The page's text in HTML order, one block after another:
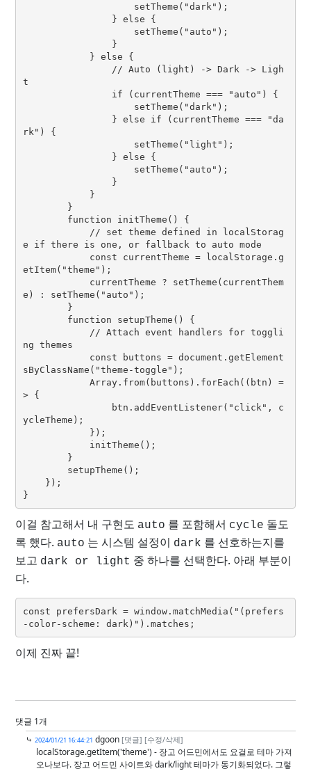
setTheme("dark");
} else {
setTheme("auto");
}
} else {
// Auto (light) -> Dark -> Ligh
t
if (currentTheme === "auto") {
setTheme("dark");
} else if (currentTheme === "da
rk") {
setTheme("light");
} else {
setTheme("auto");
}
}
}
function initTheme() {
// set theme defined in localStorag
e if there is one, or fallback to auto mode
const currentTheme = localStorage.g
etItem("theme");
currentTheme ? setTheme(currentThem
e) : setTheme("auto");
}
function setupTheme() {
// Attach event handlers for toggli
ng themes
const buttons = document.getElement
sByClassName("theme-toggle");
Array.from(buttons).forEach((btn) =
> {
btn.addEventListener("click", c
ycleTheme);
});
initTheme();
}
setupTheme();
});
}
이걸 참고해서 내 구현도 auto 를 포함해서 cycle 돌도
록 했다. auto 는 시스템 설정이 dark 를 선호하는지를
보고 dark or light 중 하나를 선택한다. 아래 부분이
다.
const prefersDark = window.matchMedia("(prefers
-color-scheme: dark)").matches;
이제 진짜 끝!
댓글 1개
⤷ 2024/01/21 16:44:21 dgoon [댓글] [수정/삭제]
localStorage.getItem('theme') - 장고 어드민에서도 요걸로 테마 가져
오나보다. 장고 어드민 사이트와 dark/light 테마가 동기화되었다. 그렇